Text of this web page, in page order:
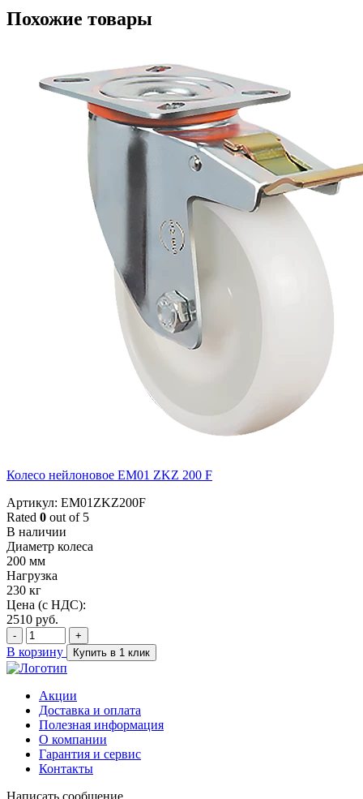
Похожие товары
Колесо нейлоновое EM01 ZKZ 200 F
Артикул: EM01ZKZ200F
Rated 0 out of 5
В наличии
Диаметр колеса
200 мм
Нагрузка
230 кг
Цена (с НДС):
2510 руб.
- +
В корзину Купить в 1 клик
Акции
Доставка и оплата
Полезная информация
О компании
Гарантия и сервис
Контакты